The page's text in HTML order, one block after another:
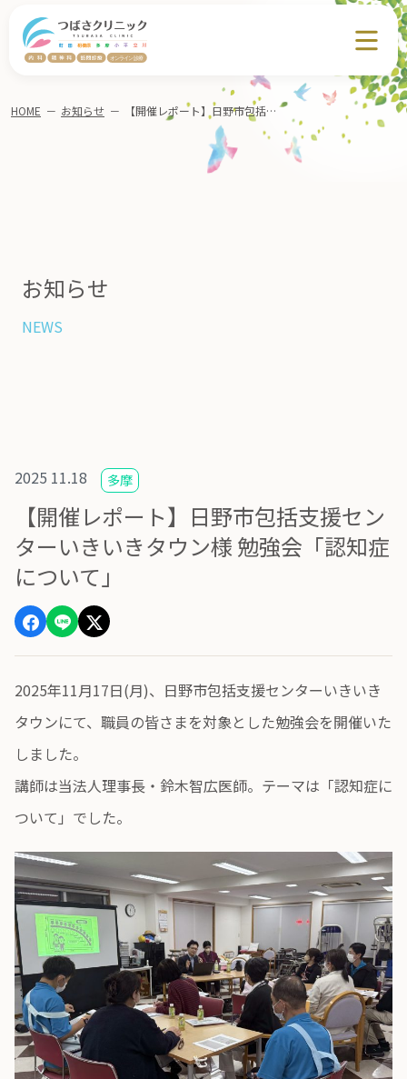
お知らせ
NEWS
HOME － お知らせ － 【開催レポート】日野市包括支援センターいきいきタウン様 勉強会「認知症について」
2025 11.18 多摩
【開催レポート】日野市包括支援セン
ターいきいきタウン様 勉強会「認知症
について」
2025年11月17日(月)、日野市包括支援センターいきいき
タウンにて、職員の皆さまを対象とした勉強会を開催いた
しました。
講師は当法人理事長・鈴木智広医師。テーマは「認知症に
ついて」でした。